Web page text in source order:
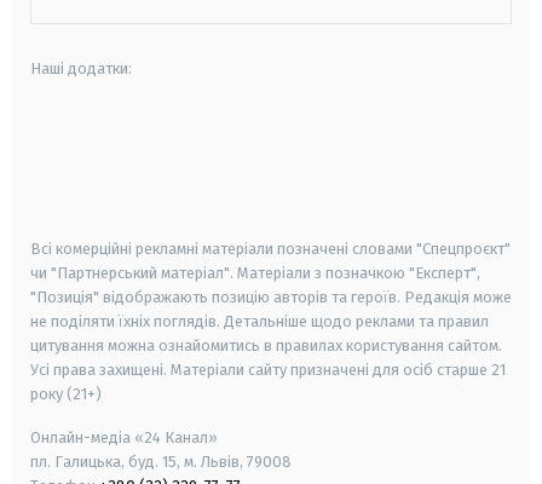
Наші додатки:
Всі комерційні рекламні матеріали позначені словами "Спецпроєкт"
чи "Партнерський матеріал". Матеріали з позначкою "Експерт",
"Позиція" відображають позицію авторів та героїв. Редакція може
не поділяти їхніх поглядів. Детальніше щодо реклами та правил
цитування можна ознайомитись в правилах користування сайтом.
Усі права захищені. Матеріали сайту призначені для осіб старше 21
року (21+)
Онлайн-медіа «24 Канал»
пл. Галицька, буд. 15, м. Львів, 79008